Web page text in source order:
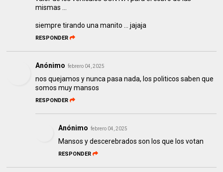
mismas ...
siempre tirando una manito ... jajaja
RESPONDER
Anónimo febrero 04, 2025
nos quejamos y nunca pasa nada, los politicos saben que
somos muy mansos
RESPONDER
Anónimo febrero 04, 2025
Mansos y descerebrados son los que los votan
RESPONDER